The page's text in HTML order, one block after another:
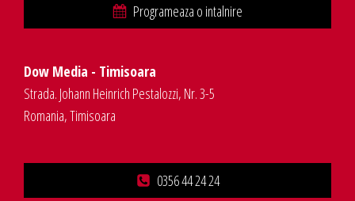
Programeaza o intalnire
Dow Media - Timisoara
Strada. Johann Heinrich Pestalozzi, Nr. 3-5
Romania, Timisoara
0356 44 24 24